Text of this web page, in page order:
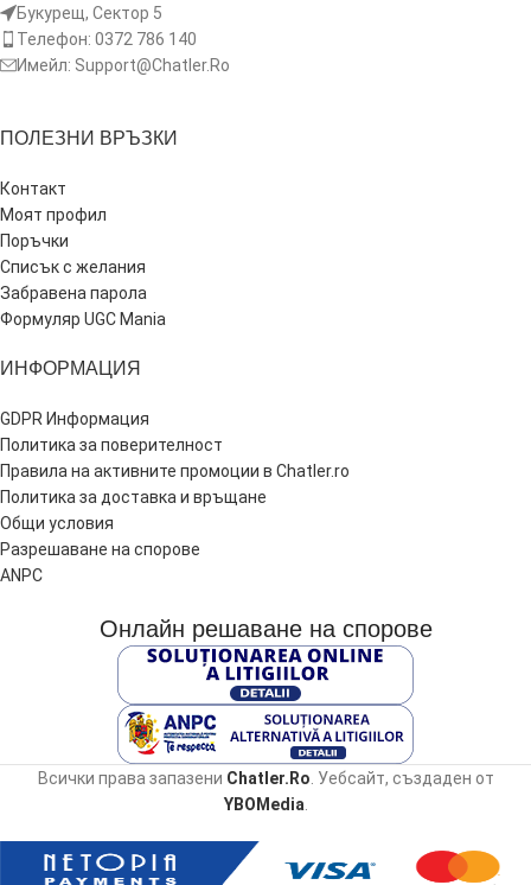
Букурещ, Сектор 5
Телефон: 0372 786 140
Имейл: Support@Chatler.Ro
ПОЛЕЗНИ ВРЪЗКИ
Контакт
Моят профил
Поръчки
Списък с желания
Забравена парола
Формуляр UGC Mania
ИНФОРМАЦИЯ
GDPR Информация
Политика за поверителност
Правила на активните промоции в Chatler.ro
Политика за доставка и връщане
Общи условия
Разрешаване на спорове
ANPC
Онлайн решаване на спорове
Всички права запазени Chatler.Ro . Уебсайт, създаден от
YBOMedia